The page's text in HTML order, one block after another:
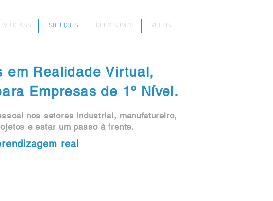
VR CLASS SOLUÇÕES QUEM SOMOS VIDEOS
em Realidade Virtual,
Empresas de 1º Nível.
nos setores industrial, manufatureiro,
e estar um passo à frente.
real